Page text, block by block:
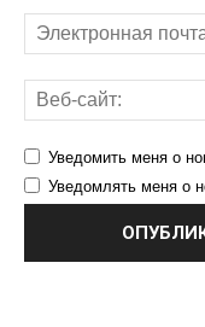
Уведомить меня о
Уведомлять меня о